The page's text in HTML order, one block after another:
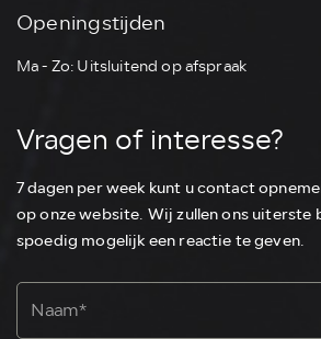
Openingstijden
Ma - Zo: Uitsluitend op afspraak
Vragen of interesse?
7 dagen per week kunt u contact
op onze website. Wij zullen ons uiterste
spoedig mogelijk een reactie te geven.